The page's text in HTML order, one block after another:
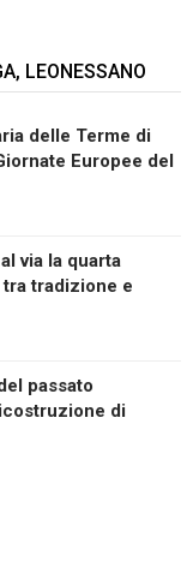
LEONESSANO
delle Terme di
Europee del
via la quarta
tradizione e
passato
di